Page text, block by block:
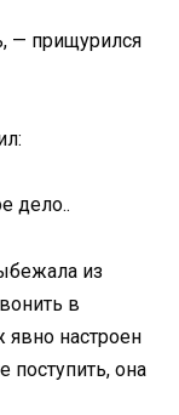
— прищурился
дело..
из
в
настроен
поступить, она